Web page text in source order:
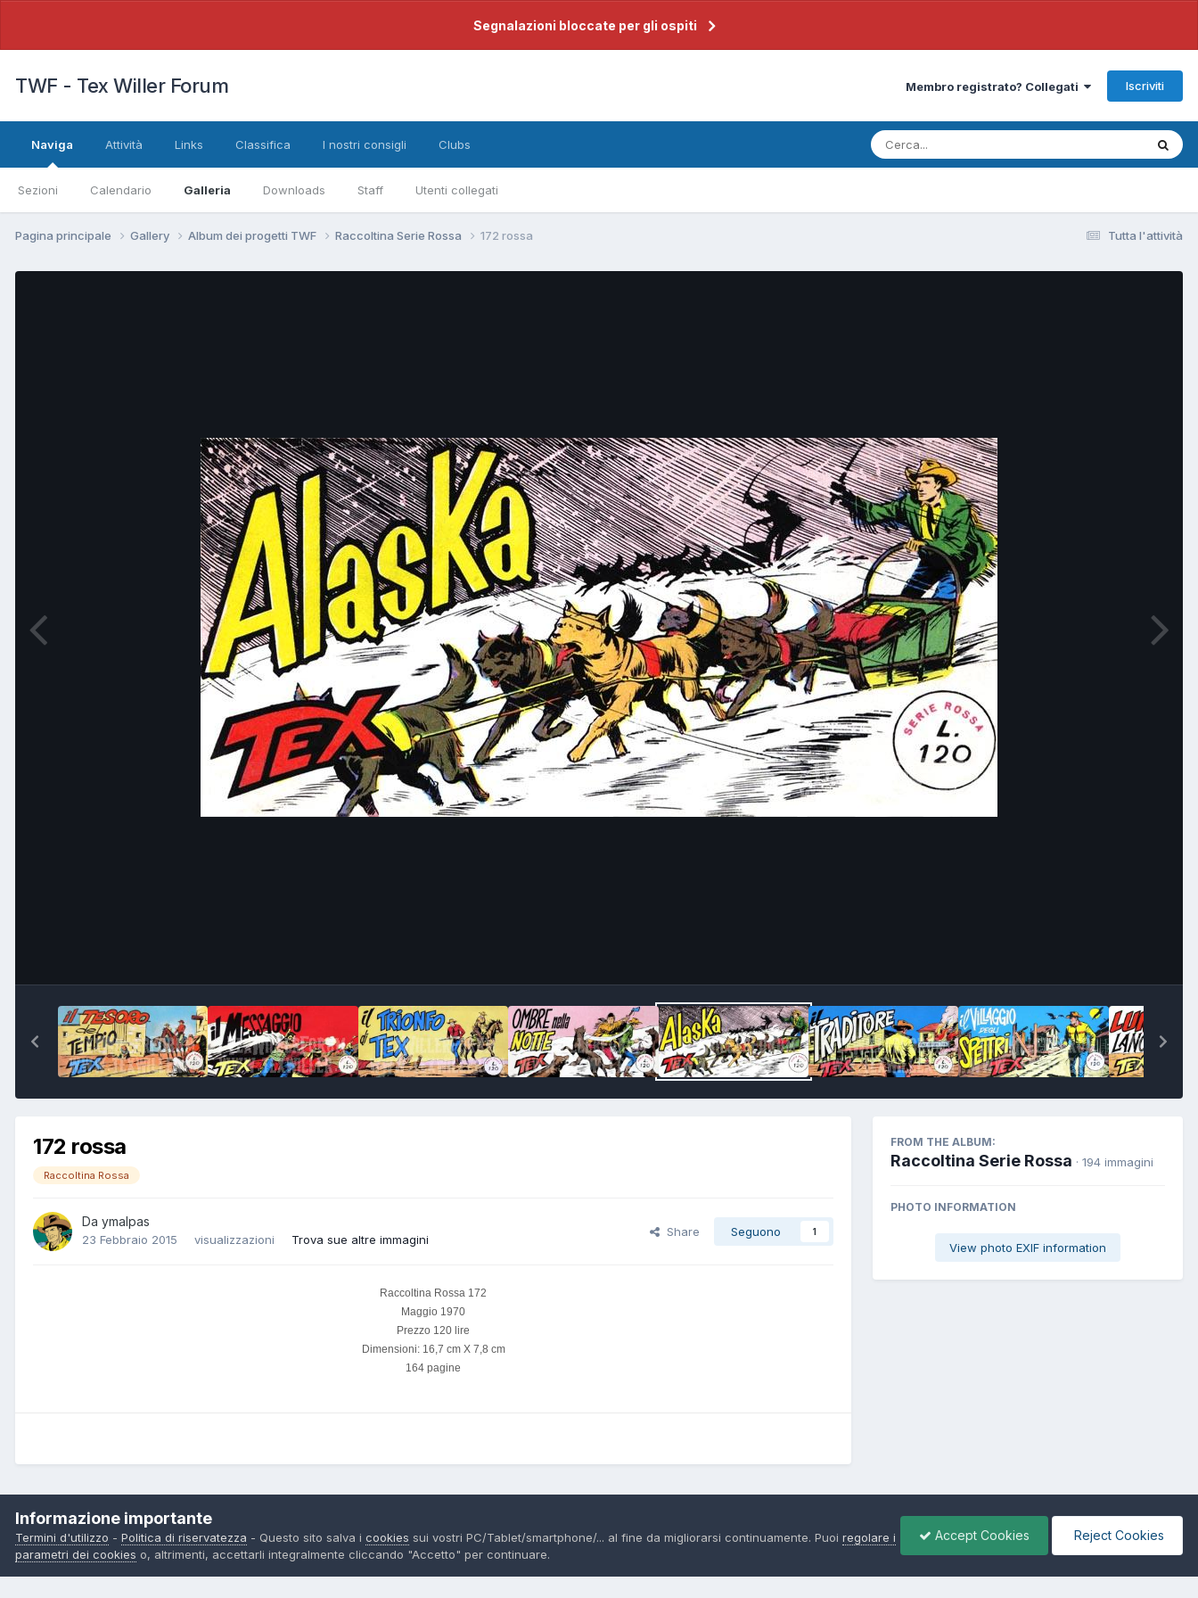
Segnalazioni bloccate per gli ospiti
TWF - Tex Willer Forum Membro registrato? Collegati Iscriviti
Naviga
Sezioni Calendario Galleria Downloads Staff Utenti collegati
Attività Links Classifica I nostri consigli Clubs
Tutta l'attività
Pagina principale Gallery Album dei progetti TWF Raccoltina Serie Rossa 172 rossa
172 rossa
Raccoltina Rossa
Da ymalpas
23 Febbraio 2015 visualizzazioni Trova sue altre immagini
Share Seguono 1
Raccoltina Rossa 172
Maggio 1970
Prezzo 120 lire
Dimensioni: 16,7 cm X 7,8 cm
164 pagine
FROM THE ALBUM:
Raccoltina Serie Rossa · 194 immagini
PHOTO INFORMATION
View photo EXIF information
Informazione importante
Termini d'utilizzo - Politica di riservatezza - Questo sito salva i cookies sui vostri PC/Tablet/smartphone/... al fine da migliorarsi continuamente. Puoi regolare i
parametri dei cookies o, altrimenti, accettarli integralmente cliccando "Accetto" per continuare.
Accept Cookies Reject Cookies